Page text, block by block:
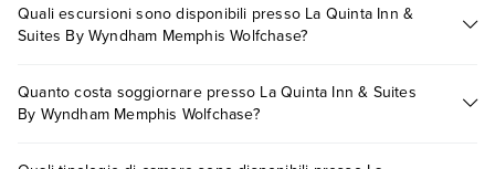
Quali escursioni sono disponibili presso La Quinta Inn &
Suites By Wyndham Memphis Wolfchase?
presso La Quinta Inn & Suites By Wyndham Memphis
Wolfchase. Scoprile tutte nellasezione dedicata
appuntamento
Quanto costa soggiornare presso La Quinta Inn & Suites
By Wyndham Memphis Wolfchase?